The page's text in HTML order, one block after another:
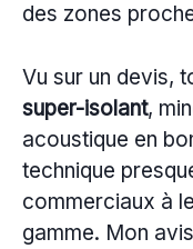
des zones
Vu sur un devis,
super-isolant,
acoustique en
technique
commerciaux à
gamme. Mon